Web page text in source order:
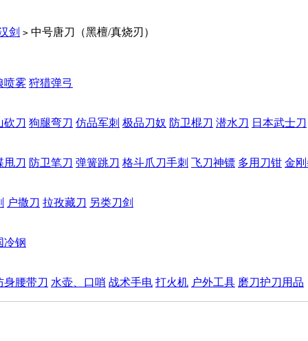
剑 > 中号唐刀（黑檀/真烧刃）
喷雾 狩猎弹弓
砍刀 狗腿弯刀 仿品军刺 极品刀奴 防卫棍刀 潜水刀 日本武士刀
甩刀 防卫笔刀 弹簧跳刀 格斗爪刀手刺 飞刀神镖 多用刀钳 金
户撒刀 拉孜藏刀 另类刀剑
冷钢
身腰带刀 水壶、口哨 战术手电 打火机 户外工具 磨刀护刀用品